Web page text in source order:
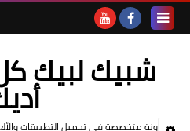
شبيك لبيك
مدونة متخصصة في تحميل التطبيقات